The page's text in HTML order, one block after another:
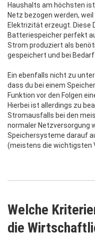
Haushalts am höchsten
Netz bezogen werden,
Elektrizität erzeugt. Diese
Batteriespeicher perfekt
Strom produziert als
gespeichert und bei
Ein ebenfalls nicht zu
dass du bei einem
Funktion vor den Folgen
Hierbei ist allerdings zu
Stromausfalls bei den
normaler Netzversorgung
Speichersysteme darauf
(meistens die wichtigsten
Welche
die